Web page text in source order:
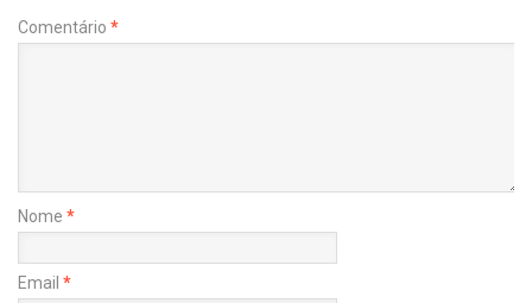
Comentário *
Nome *
Email *